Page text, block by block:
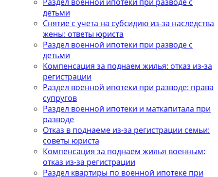
детьми
Снятие с учета на субсидию из-за наследства
жены: ответы юриста
Раздел военной ипотеки при разводе с
детьми
Компенсация за поднаем жилья: отказ из-за
регистрации
Раздел военной ипотеки при разводе: права
супругов
Раздел военной ипотеки и маткапитала при
разводе
Отказ в поднаеме из-за регистрации семьи:
советы юриста
Компенсация за поднаем жилья военным:
отказ из-за регистрации
Раздел квартиры по военной ипотеке при